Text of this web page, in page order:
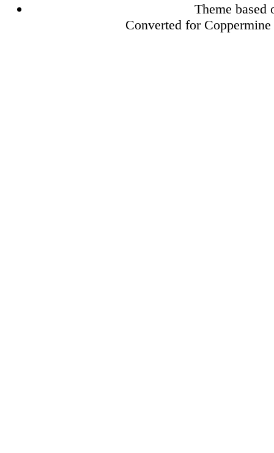
Theme based
Converted for